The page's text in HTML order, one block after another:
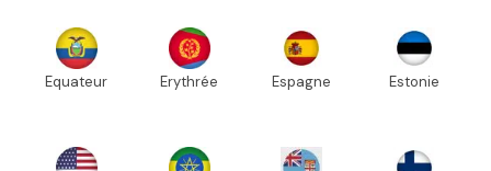
Equateur Erythrée Espagne Estonie